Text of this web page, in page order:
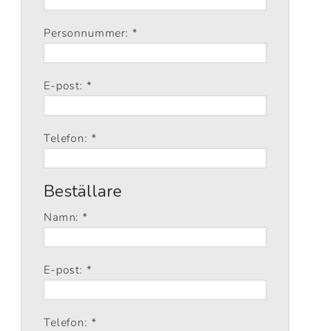
Personnummer: *
E-post: *
Telefon: *
Beställare
Namn: *
E-post: *
Telefon: *